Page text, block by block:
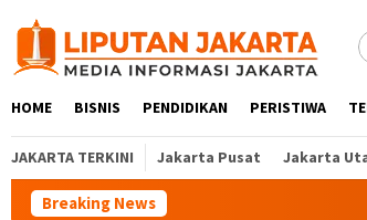
content
HOME BISNIS PENDIDIKAN PERISTIWA
JAKARTA TERKINI Jakarta Pusat Jakarta
Breaking News